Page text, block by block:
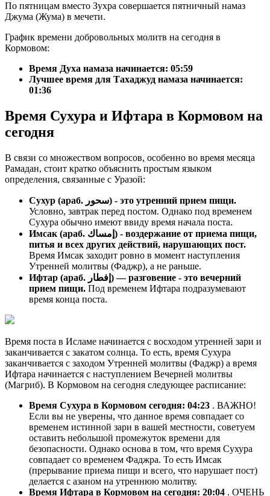
По пятницам вместо Зухра совершается пятничный намаз
Джума (Жума) в мечети.
График времени добровольных молитв на сегодня в
Кормовом:
Время Духа намаза начинается: 05:59
Лучшее время для Тахаджуд намаза начинается:
01:36
Время Сухура и Ифтара в Кормовом на
сегодня
В связи со множеством вопросов, особенно во время месяца
Рамадан, стоит кратко объяснить простым языком
определения, связанные с Уразой:
Сухур (араб. سحور) - это утренний прием пищи.
Условно, завтрак перед постом. Однако под временем
Сухура обычно имеют ввиду время начала поста.
Имсак (араб. إمساك) - воздержание от приема пищи,
питья и всех других действий, нарушающих пост.
Время Имсак заходит ровно в момент наступления
Утренней молитвы (Фаджр), а не раньше.
Ифтар (араб. إفطار) — разговение - это вечерний
прием пищи. Под временем Ифтара подразумевают
время конца поста.
Время поста в Исламе начинается с восходом утренней зари и
заканчивается с закатом солнца. То есть, время Сухура
заканчивается с заходом Утренней молитвы (Фаджр) а время
Ифтара начинается с наступлением Вечерней молитвы
(Магриб). В Кормовом на сегодня следующее расписание:
Время Сухура в Кормовом сегодня: 04:23 . ВАЖНО!
Если вы не уверены, что данное время совпадает со
временем истинной зари в вашей местности, советуем
оставить небольшой промежуток времени для
безопасности. Однако основа в том, что время Сухура
совпадает со временем Фаджра. То есть Имсак
(прерывание приема пищи и всего, что нарушает пост)
делается с азаном на утреннюю молитву.
Время Ифтара в Кормовом на сегодня: 20:04 . ОЧЕНЬ